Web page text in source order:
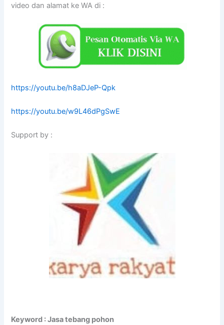
video dan alamat ke WA di :
https://youtu.be/h8aDJeP-Qpk
https://youtu.be/w9L46dPgSwE
Support by :
Keyword : Jasa tebang pohon